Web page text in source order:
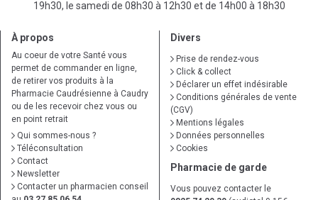
19h30, le samedi de 08h30 à 12h30 et de 14h00 à 18h30
À propos
Au coeur de votre Santé vous
permet de commander en ligne,
de retirer vos produits à la
Pharmacie Caudrésienne à Caudry
ou de les recevoir chez vous ou
en point retrait
Qui sommes-nous ?
Téléconsultation
Contact
Newsletter
Contacter un pharmacien conseil
Divers
Prise de rendez-vous
Click & collect
Déclarer un effet indésirable
Conditions générales de vente
(CGV)
Mentions légales
Données personnelles
Cookies
Pharmacie de garde
Vous pouvez contacter le